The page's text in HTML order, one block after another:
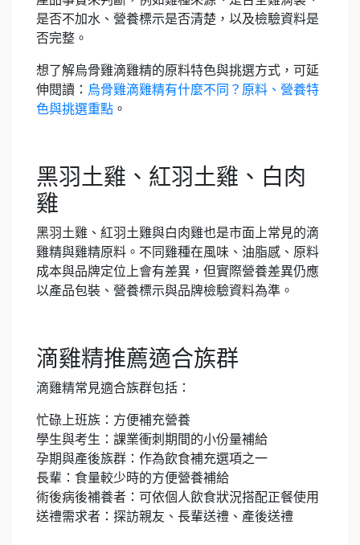
是否不加水、營養標示是否清楚，以及檢驗資料是
否完整。
想了解烏骨雞滴雞精的原料特色與挑選方式，可延
伸閱讀： 烏骨雞滴雞精有什麼不同？原料、營養特
色與挑選重點 。
黑羽土雞、紅羽土雞、白肉
雞
黑羽土雞、紅羽土雞與白肉雞也是市面上常見的滴
雞精與雞精原料。不同雞種在風味、油脂感、原料
成本與品牌定位上會有差異，但實際營養差異仍應
以產品包裝、營養標示與品牌檢驗資料為準。
滴雞精推薦適合族群
滴雞精常見適合族群包括：
忙碌上班族：方便補充營養
學生與考生：課業衝刺期間的小份量補給
孕期與產後族群：作為飲食補充選項之一
長輩：食量較少時的方便營養補給
術後病後補養者：可依個人飲食狀況搭配正餐使用
送禮需求者：探訪親友、長輩送禮、產後送禮